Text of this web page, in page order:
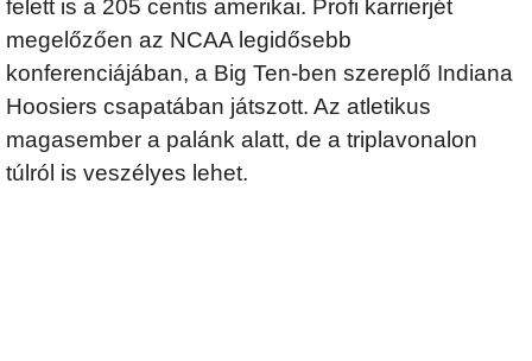
felett is a 205 centis amerikai. Profi karrierjét
megelőzően az NCAA legidősebb
konferenciájában, a Big Ten-ben szereplő Indiana
Hoosiers csapatában játszott. Az atletikus
magasember a palánk alatt, de a triplavonalon
túlról is veszélyes lehet.